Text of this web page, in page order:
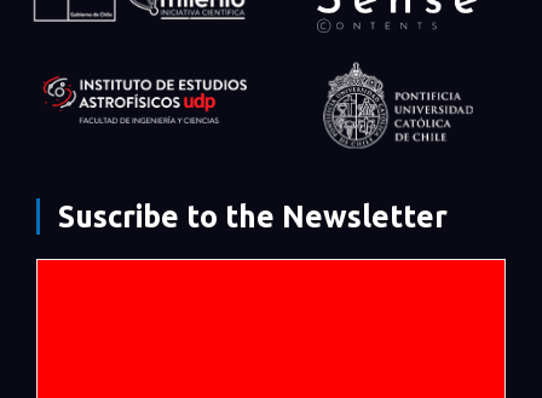
Suscribe to the Newsletter